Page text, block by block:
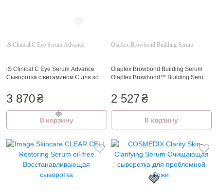
iS Clinical C Eye Serum Advance
iS Clinical C Eye Serum Advance
Сыворотка с витамином С для зоны
3 870₴
В корзину
Olaplex Browbond Building Serum
Olaplex Browbond Building Serum
Olaplex Browbond™ Building Serum |
Взгляда" 3.5 мл
2 527₴
В корзину
🍓